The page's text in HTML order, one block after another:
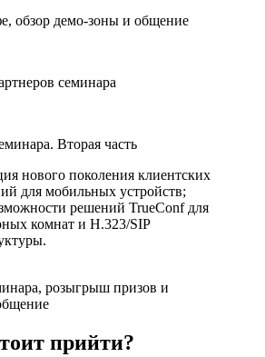
обзор демо-зоны и общение
семинара
Вторая часть
нового поколения клиентских
для мобильных устройств;
решений TrueConf для
комнат и H.323/SIP
розыгрыш призов и
прийти?